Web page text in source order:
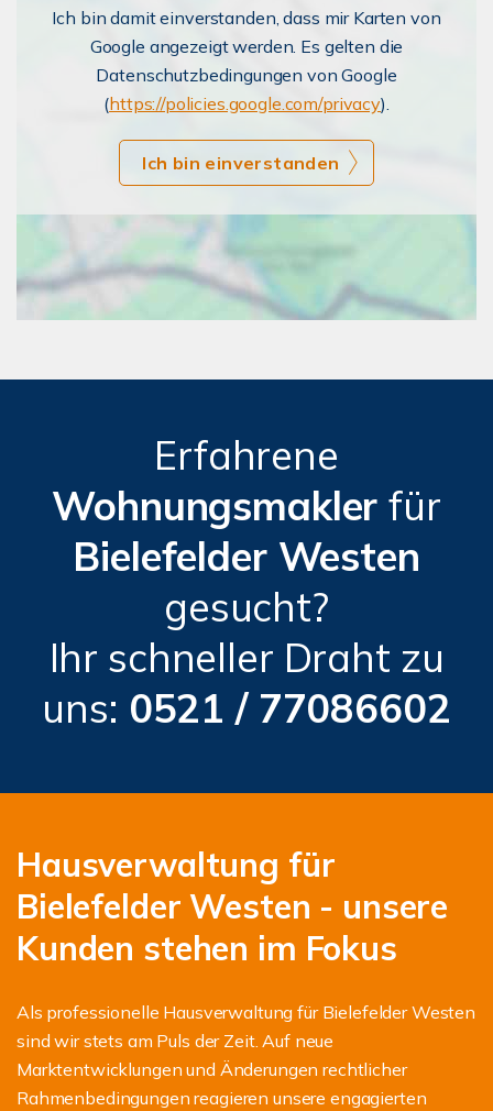
Ich bin damit einverstanden, dass mir Karten von
Google angezeigt werden. Es gelten die
Datenschutzbedingungen von Google
(https://policies.google.com/privacy).
Ich bin einverstanden
Erfahrene
Wohnungsmaklerfür
Bielefelder Westen
gesucht?
Ihr schneller Draht zu
uns: 0521 / 77086602
Hausverwaltung für
Bielefelder Westen - unsere
Kunden stehen im Fokus
Als professionelle Hausverwaltung für Bielefelder Westen
sind wir stets am Puls der Zeit. Auf neue
Marktentwicklungen und Änderungen rechtlicher
Rahmenbedingungen reagieren unsere engagierten